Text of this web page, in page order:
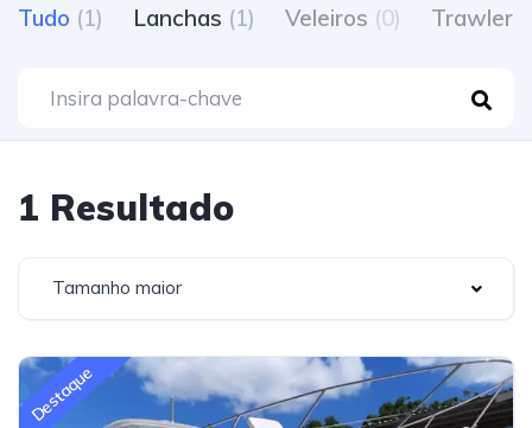
Tudo (1) Lanchas (1) Veleiros (0) Trawlers
1 Resultado
Tamanho maior
Destaque